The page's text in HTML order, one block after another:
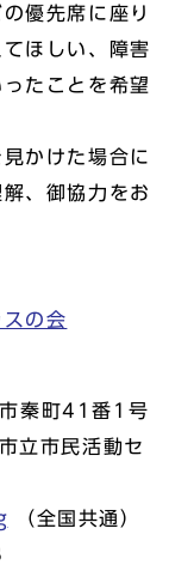
優先席に座り
ほしい、障害
たことを希望
かけた場合に
、御協力をお
の会
秦町41番1号
立市民活動セ
（全国共通）